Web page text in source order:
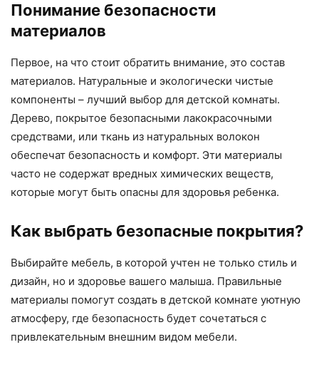
Понимание безопасности
материалов
Первое, на что стоит обратить внимание, это состав
материалов. Натуральные и экологически чистые
компоненты – лучший выбор для детской комнаты.
Дерево, покрытое безопасными лакокрасочными
средствами, или ткань из натуральных волокон
обеспечат безопасность и комфорт. Эти материалы
часто не содержат вредных химических веществ,
которые могут быть опасны для здоровья ребенка.
Как выбрать безопасные покрытия?
Выбирайте мебель, в которой учтен не только стиль и
дизайн, но и здоровье вашего малыша. Правильные
материалы помогут создать в детской комнате уютную
атмосферу, где безопасность будет сочетаться с
привлекательным внешним видом мебели.